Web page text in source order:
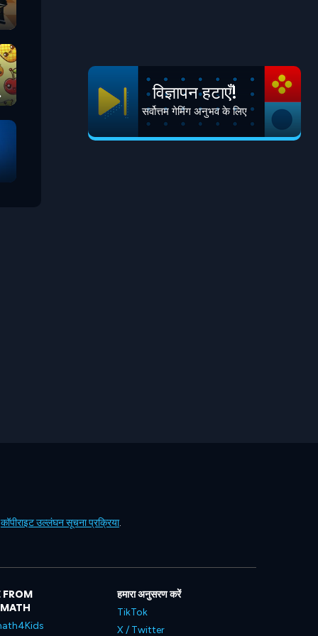
विज्ञापन हटाएँ!
सर्वोत्तम गेमिंग अनुभव के लिए
कॉपीराइट उल्लंघन सूचना प्रक्रिया.
FROM
हमारा अनुसरण करें
TikTok
X / Twitter